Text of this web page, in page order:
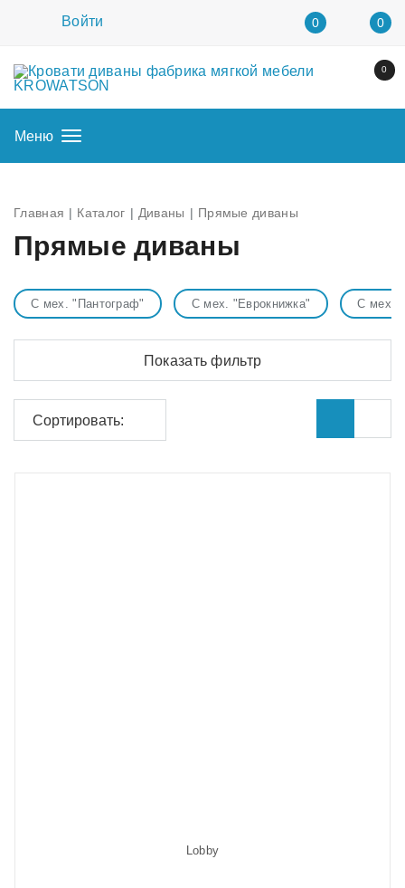
Войти 0 0
0
Меню
Главная Каталог Диваны Прямые диваны
Прямые диваны
С мех. "Пантограф" С мех. "Еврокнижка" С мех.
Показать фильтр
Сортировать:
Lobby